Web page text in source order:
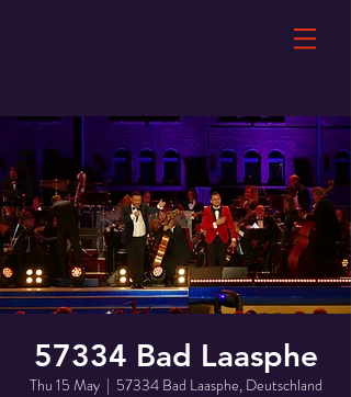
57334 Bad Laasphe
Thu 15 May
  |
57334 Bad Laasphe, Deutschland